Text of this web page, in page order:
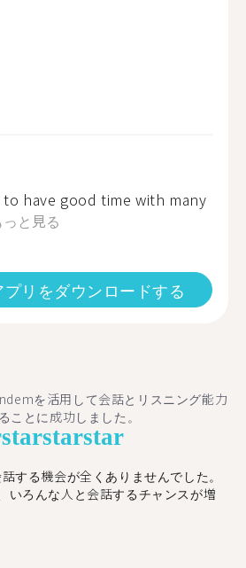
have good time with many
っと見る
プリをダウンロードする
を活用して会話とリスニング能力
ことに成功しました。
starstarstar
する機会が全くありませんでした。
いろんな人と会話するチャンスが増